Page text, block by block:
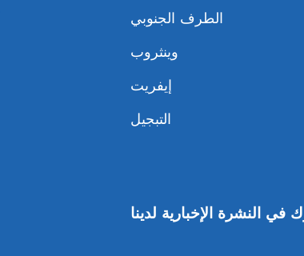
الطرف الجنوبي
وينثروب
إيفريت
التبجيل
في النشرة الإخبارية لدينا